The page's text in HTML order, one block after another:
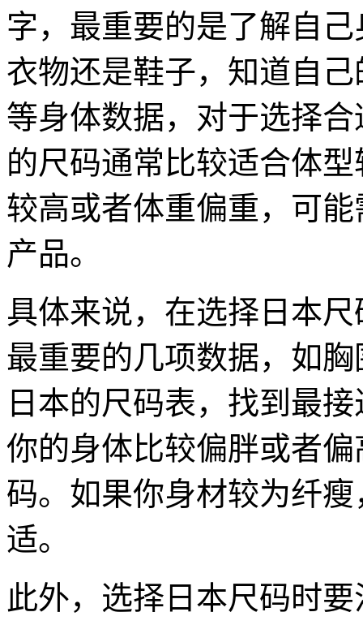
字，最重要的是了解自
衣物还是鞋子，知道自
等身体数据，对于选择
的尺码通常比较适合体
较高或者体重偏重，可
产品。
具体来说，在选择日本
最重要的几项数据，如
日本的尺码表，找到最
你的身体比较偏胖或者
码。如果你身材较为纤
适。
此外，选择日本尺码时